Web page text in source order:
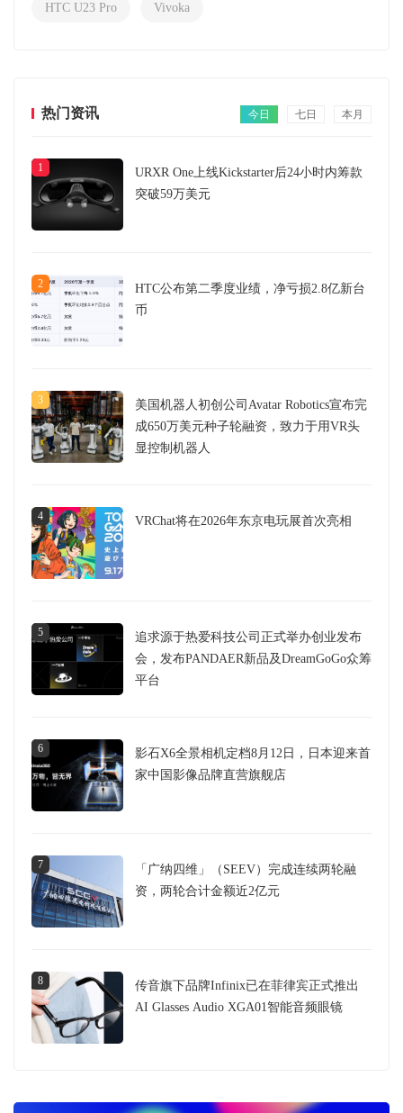
HTC U23 Pro Vivoka
热门资讯 今日 七日 本月
1
URXR One上线Kickstarter后24小时内筹款
突破59万美元
2
HTC公布第二季度业绩，净亏损2.8亿新台
币
3
美国机器人初创公司Avatar Robotics宣布完
成650万美元种子轮融资，致力于用VR头
显控制机器人
4 VRChat将在2026年东京电玩展首次亮相
5
追求源于热爱科技公司正式举办创业发布
会，发布PANDAER新品及DreamGoGo众筹
平台
6
影石X6全景相机定档8月12日，日本迎来首
家中国影像品牌直营旗舰店
7
「广纳四维」（SEEV）完成连续两轮融
资，两轮合计金额近2亿元
8
传音旗下品牌Infinix已在菲律宾正式推出
AI Glasses Audio XGA01智能音频眼镜